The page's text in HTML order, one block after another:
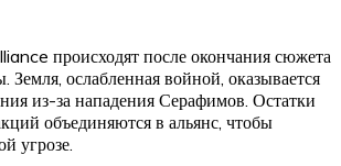
происходят после окончания сюжета
Земля, ослабленная войной, оказывается
из-за нападения Серафимов. Остатки
объединяются в альянс, чтобы
угрозе.